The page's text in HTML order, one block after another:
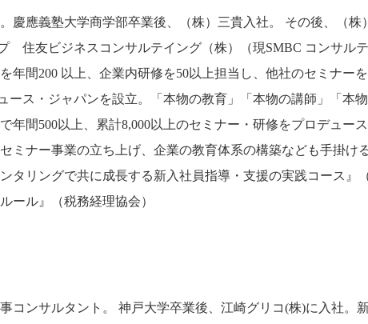
應義塾大学商学部卒業後、（株）三貴入社。 その後、（株
住友ビジネスコンサルテイング（株）（現SMBC コンサル
年間200 以上、企業内研修を50以上担当し、他社のセミナー
ス・ジャパンを設立。「本物の教育」「本物の講師」「本
間500以上、累計8,000以上のセミナー・研修をプロデュー
ナー事業の立ち上げ、企業の教育体系の構築なども手掛ける
タリングで共に成長する新入社員指導・支援の実践コース』
ール』（税務経理協会）
ンサルタント。 神戸大学卒業後、江崎グリコ(株)に入社。